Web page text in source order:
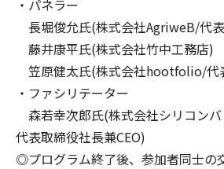
・パネラー
長堀俊允氏(株式会社AgriweB/代
藤井康平氏(株式会社竹中工務店)
笠原健太氏(株式会社hootfolio/代
・ファシリテーター
森若幸次郎氏(株式会社シリコン
代表取締役社長兼CEO)
◎プログラム終了後、参加者同士の